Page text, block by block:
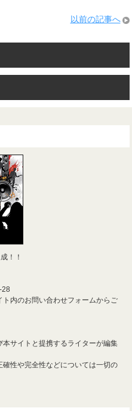
以前の記事へ
！！
28
内のお問い合わせフォームからご
本サイトと提携するライターが編集
確性や完全性などについては一切の